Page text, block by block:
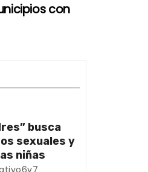
con
busca
sexuales y
niñas